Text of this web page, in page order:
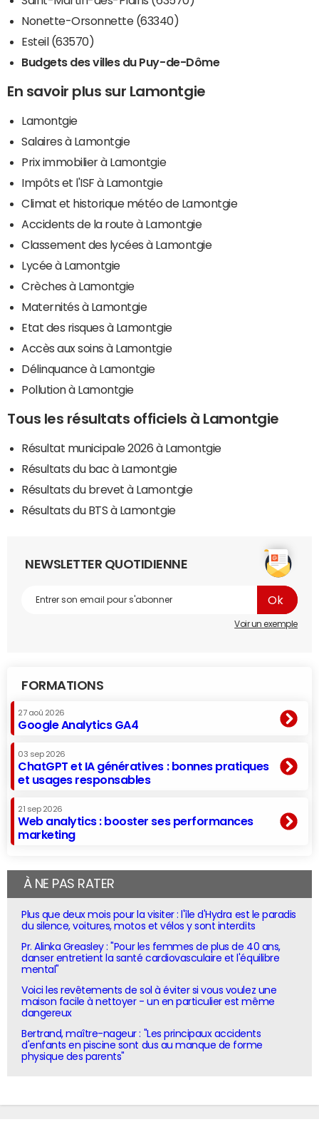
Nonette-Orsonnette (63340)
Esteil (63570)
Budgets des villes du Puy-de-Dôme
En savoir plus sur Lamontgie
Lamontgie
Salaires à Lamontgie
Prix immobilier à Lamontgie
Impôts et l'ISF à Lamontgie
Climat et historique météo de Lamontgie
Accidents de la route à Lamontgie
Classement des lycées à Lamontgie
Lycée à Lamontgie
Crèches à Lamontgie
Maternités à Lamontgie
Etat des risques à Lamontgie
Accès aux soins à Lamontgie
Délinquance à Lamontgie
Pollution à Lamontgie
Tous les résultats officiels à Lamontgie
Résultat municipale 2026 à Lamontgie
Résultats du bac à Lamontgie
Résultats du brevet à Lamontgie
Résultats du BTS à Lamontgie
NEWSLETTER QUOTIDIENNE
Voir un exemple
FORMATIONS
27 aoû 2026
Google Analytics GA4
03 sep 2026
ChatGPT et IA génératives : bonnes pratiques
et usages responsables
21 sep 2026
Web analytics : booster ses performances
marketing
À NE PAS RATER
Plus que deux mois pour la visiter : l'île d'Hydra est le paradis
du silence, voitures, motos et vélos y sont interdits
Pr. Alinka Greasley : "Pour les femmes de plus de 40 ans,
danser entretient la santé cardiovasculaire et l'équilibre
mental"
Voici les revêtements de sol à éviter si vous voulez une
maison facile à nettoyer - un en particulier est même
dangereux
Bertrand, maître-nageur : "Les principaux accidents
d'enfants en piscine sont dus au manque de forme
physique des parents"